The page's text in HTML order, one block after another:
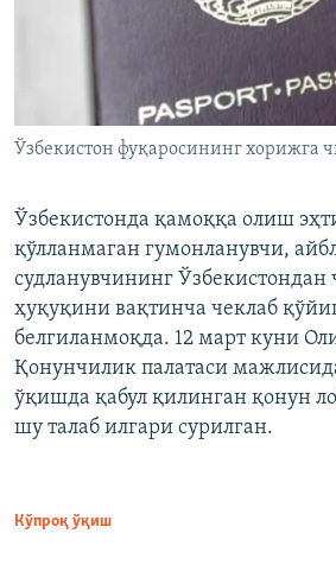
Ўзбекистон фуқаросининг хорижга
Ўзбекистонда қамоққа олиш
қўлланмаган гумонланувчи,
судланувчининг
ҳуқуқини вақтинча чеклаб
белгиланмоқда. 12 март куни
Қонунчилик палатаси
ўқишда қабул қилинган қонун
шу талаб илгари сурилган.
Кўпроқ ўқиш